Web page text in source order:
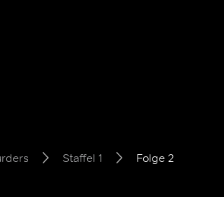
Staffel 1 Folge 2